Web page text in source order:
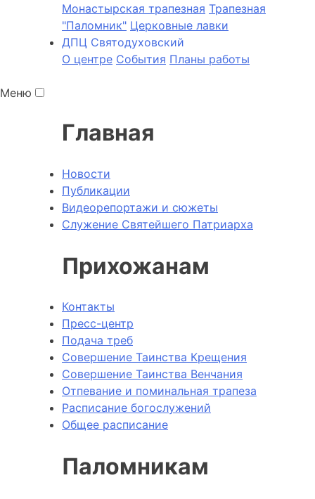
Монастырская трапезная Трапезная
"Паломник" Церковные лавки
ДПЦ Святодуховский
О центре События Планы работы
Меню
Главная
Новости
Публикации
Видеорепортажи и сюжеты
Служение Святейшего Патриарха
Прихожанам
Контакты
Пресс-центр
Подача треб
Совершение Таинства Крещения
Совершение Таинства Венчания
Отпевание и поминальная трапеза
Расписание богослужений
Общее расписание
Паломникам